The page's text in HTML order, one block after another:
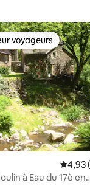
de 64
voyageurs les plus
voyageurs
4,93
à Eau du 17è en